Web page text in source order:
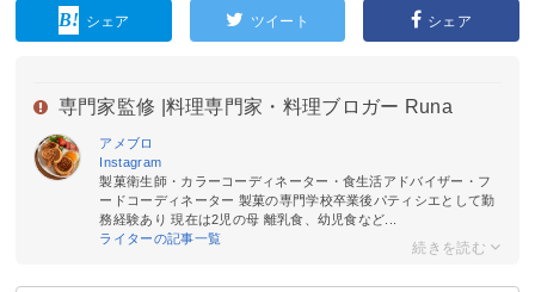
シェア ツイート シェア
専門家監修 | 料理専門家・料理ブロガー Runa
アメブロ
Instagram
製菓衛生師・カラーコーディネーター・食生活アドバイザー・フ
ードコーディネーター 製菓の専門学校卒業後パティシエとして勤
務経験あり 現在は2児の母 離乳食、幼児食など...
ライターの記事一覧